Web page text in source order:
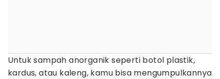
Untuk sampah anorganik seperti botol plastik,
kardus, atau kaleng, kamu bisa mengumpulkannya